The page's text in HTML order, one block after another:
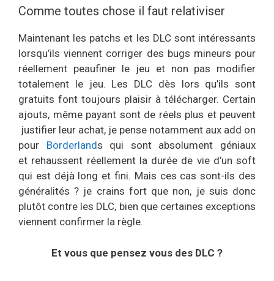
Comme toutes chose il faut relativiser
Maintenant les patchs et les DLC sont intéressants
lorsqu’ils viennent corriger des bugs mineurs pour
réellement peaufiner le jeu et non pas modifier
totalement le jeu. Les DLC dès lors qu’ils sont
gratuits font toujours plaisir à télécharger. Certain
ajouts, même payant sont de réels plus et peuvent
justifier leur achat, je pense notamment aux add on
pour Borderlands qui sont absolument géniaux
et rehaussent réellement la durée de vie d’un soft
qui est déjà long et fini. Mais ces cas sont-ils des
généralités ? je crains fort que non, je suis donc
plutôt contre les DLC, bien que certaines exceptions
viennent confirmer la règle.
Et vous que pensez vous des DLC ?